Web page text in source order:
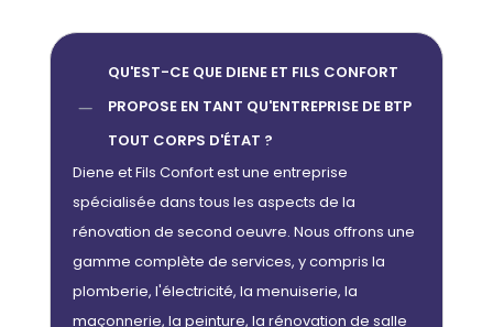
K
QU'EST-CE QUE DIENE ET FILS CONFORT
PROPOSE EN TANT QU'ENTREPRISE DE BTP
TOUT CORPS D'ÉTAT ?
Diene et Fils Confort est une entreprise
spécialisée dans tous les aspects de la
rénovation de second oeuvre. Nous offrons une
gamme complète de services, y compris la
plomberie, l'électricité, la menuiserie, la
maçonnerie, la peinture, la rénovation de salle